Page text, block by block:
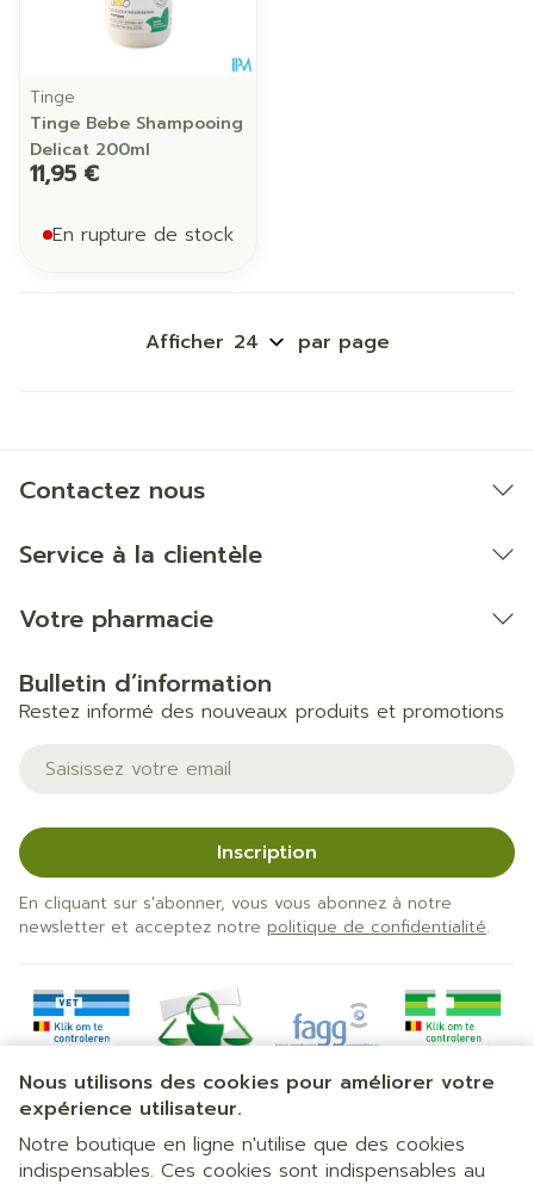
Nous utilisons des cookies pour améliorer votre
expérience utilisateur.
Notre boutique en ligne n'utilise que des cookies
indispensables. Ces cookies sont indispensables au
Tinge
Tinge Bebe Shampooing
Delicat 200ml
11,95 €
En rupture de stock
Afficher par page
Contactez nous
Service à la clientèle
Votre pharmacie
Bulletin d’information
Restez informé des nouveaux produits et promotions
Adresse mail
Inscription
En cliquant sur s'abonner, vous vous abonnez à notre
newsletter et acceptez notre politique de confidentialité.